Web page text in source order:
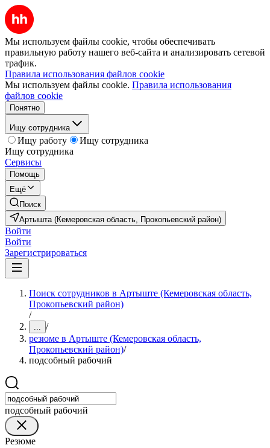
Мы используем файлы cookie, чтобы обеспечивать
правильную работу нашего веб-сайта и анализировать сетевой
трафик.
Правила использования файлов cookie
Мы используем файлы cookie. Правила использования
файлов cookie
Понятно
Ищу сотрудника
Ищу работу
Ищу сотрудника
Ищу сотрудника
Сервисы
Помощь
Ещё
Поиск
Артышта (Кемеровская область, Прокопьевский район)
Войти
Войти
Зарегистрироваться
Поиск сотрудников в Артыште (Кемеровская область,
Прокопьевский район)
/
... /
резюме в Артыште (Кемеровская область,
Прокопьевский район)/
подсобный рабочий
подсобный рабочий
Резюме